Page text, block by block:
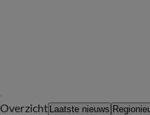
Overzicht Laatste nieuws